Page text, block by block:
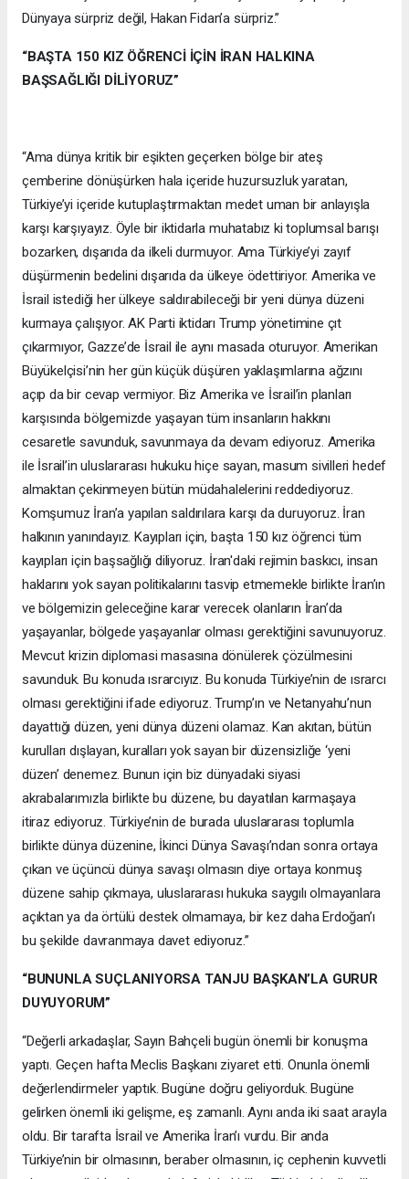
Dünyaya sürpriz değil, Hakan Fidan’a sürpriz.”
“BAŞTA 150 KIZ ÖĞRENCİ İÇİN İRAN HALKINA
BAŞSAĞLIĞI DİLİYORUZ”
“Ama dünya kritik bir eşikten geçerken bölge bir ateş
çemberine dönüşürken hala içeride huzursuzluk yaratan,
Türkiye’yi içeride kutuplaştırmaktan medet uman bir anlayışla
karşı karşıyayız. Öyle bir iktidarla muhatabız ki toplumsal barışı
bozarken, dışarıda da ilkeli durmuyor. Ama Türkiye’yi zayıf
düşürmenin bedelini dışarıda da ülkeye ödettiriyor. Amerika ve
İsrail istediği her ülkeye saldırabileceği bir yeni dünya düzeni
kurmaya çalışıyor. AK Parti iktidarı Trump yönetimine çıt
çıkarmıyor, Gazze’de İsrail ile aynı masada oturuyor. Amerikan
Büyükelçisi’nin her gün küçük düşüren yaklaşımlarına ağzını
açıp da bir cevap vermiyor. Biz Amerika ve İsrail’in planları
karşısında bölgemizde yaşayan tüm insanların hakkını
cesaretle savunduk, savunmaya da devam ediyoruz. Amerika
ile İsrail’in uluslararası hukuku hiçe sayan, masum sivilleri hedef
almaktan çekinmeyen bütün müdahalelerini reddediyoruz.
Komşumuz İran’a yapılan saldırılara karşı da duruyoruz. İran
halkının yanındayız. Kayıpları için, başta 150 kız öğrenci tüm
kayıpları için başsağlığı diliyoruz. İran'daki rejimin baskıcı, insan
haklarını yok sayan politikalarını tasvip etmemekle birlikte İran’ın
ve bölgemizin geleceğine karar verecek olanların İran’da
yaşayanlar, bölgede yaşayanlar olması gerektiğini savunuyoruz.
Mevcut krizin diplomasi masasına dönülerek çözülmesini
savunduk. Bu konuda ısrarcıyız. Bu konuda Türkiye’nin de ısrarcı
olması gerektiğini ifade ediyoruz. Trump’ın ve Netanyahu’nun
dayattığı düzen, yeni dünya düzeni olamaz. Kan akıtan, bütün
kurulları dışlayan, kuralları yok sayan bir düzensizliğe ‘yeni
düzen’ denemez. Bunun için biz dünyadaki siyasi
akrabalarımızla birlikte bu düzene, bu dayatılan karmaşaya
itiraz ediyoruz. Türkiye’nin de burada uluslararası toplumla
birlikte dünya düzenine, İkinci Dünya Savaşı’ndan sonra ortaya
çıkan ve üçüncü dünya savaşı olmasın diye ortaya konmuş
düzene sahip çıkmaya, uluslararası hukuka saygılı olmayanlara
açıktan ya da örtülü destek olmamaya, bir kez daha Erdoğan’ı
bu şekilde davranmaya davet ediyoruz.”
“BUNUNLA SUÇLANIYORSA TANJU BAŞKAN’LA GURUR
DUYUYORUM”
“Değerli arkadaşlar, Sayın Bahçeli bugün önemli bir konuşma
yaptı. Geçen hafta Meclis Başkanı ziyaret etti. Onunla önemli
değerlendirmeler yaptık. Bugüne doğru geliyorduk. Bugüne
gelirken önemli iki gelişme, eş zamanlı. Aynı anda iki saat arayla
oldu. Bir tarafta İsrail ve Amerika İran’ı vurdu. Bir anda
Türkiye’nin bir olmasının, beraber olmasının, iç cephenin kuvvetli